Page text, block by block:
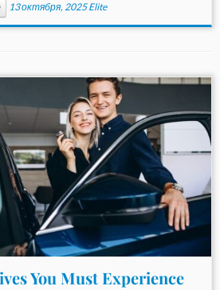
13 октября, 2025 Elite
You Must Experience